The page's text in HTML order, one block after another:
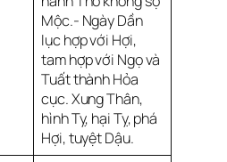
Mộc.- Ngày Dần
lục hợp với Hợi,
tam hợp với Ngọ và
Tuất thành Hỏa
cục. Xung Thân,
hình Tỵ, hại Tỵ, phá
Hợi, tuyệt Dậu.